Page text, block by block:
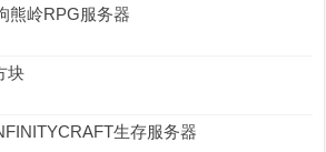
熊岭RPG服务器
块
生存服务器